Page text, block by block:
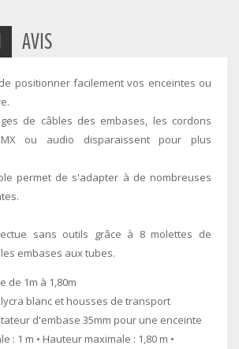
AVIS
positionner facilement vos enceintes ou
de câbles des embases, les cordons
ou audio disparaissent pour plus
permet de s'adapter à de nombreuses
sans outils grâce à 8 molettes de
embases aux tubes.
de 1m à 1,80m
blanc et housses de transport
d'embase 35mm pour une enceinte
: 1 m • Hauteur maximale : 1,80 m •